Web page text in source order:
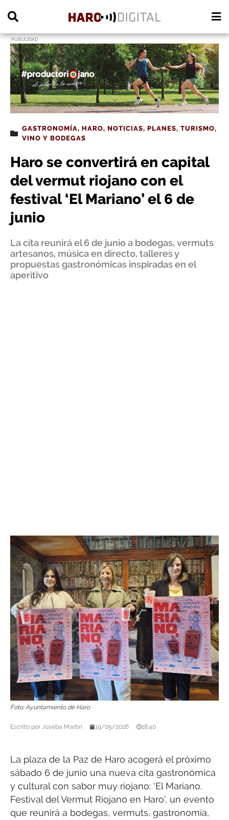
PUBLICIDAD
GASTRONOMÍA, HARO, NOTICIAS, PLANES, TURISMO,
VINO Y BODEGAS
Haro se convertirá en capital
del vermut riojano con el
festival ‘El Mariano’ el 6 de
junio
La cita reunirá el 6 de junio a bodegas, vermuts
artesanos, música en directo, talleres y
propuestas gastronómicas inspiradas en el
aperitivo
Foto: Ayuntamiento de Haro
Escrito por Joseba Martín 19/05/2026 18:40
La plaza de la Paz de Haro acogerá el próximo
sábado 6 de junio una nueva cita gastronómica
y cultural con sabor muy riojano: ‘El Mariano.
Festival del Vermut Riojano en Haro’, un evento
que reunirá a bodegas, vermuts, gastronomía,